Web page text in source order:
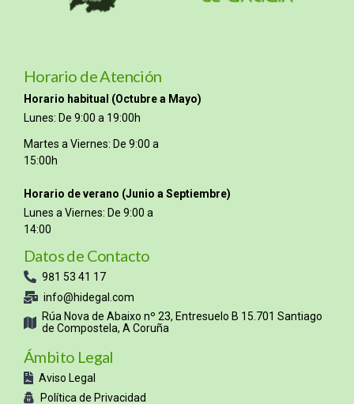
Horario de Atención
Horario habitual (Octubre a Mayo)
Lunes: De 9:00 a 19:00h
Martes a Viernes: De 9:00 a
15:00h
Horario de verano (Junio a Septiembre)
Lunes a Viernes: De 9:00 a
14:00
Datos de Contacto
981 53 41 17
info@hidegal.com
Rúa Nova de Abaixo nº 23, Entresuelo B 15.701 Santiago
de Compostela, A Coruña
Ámbito Legal
Aviso Legal
Política de Privacidad